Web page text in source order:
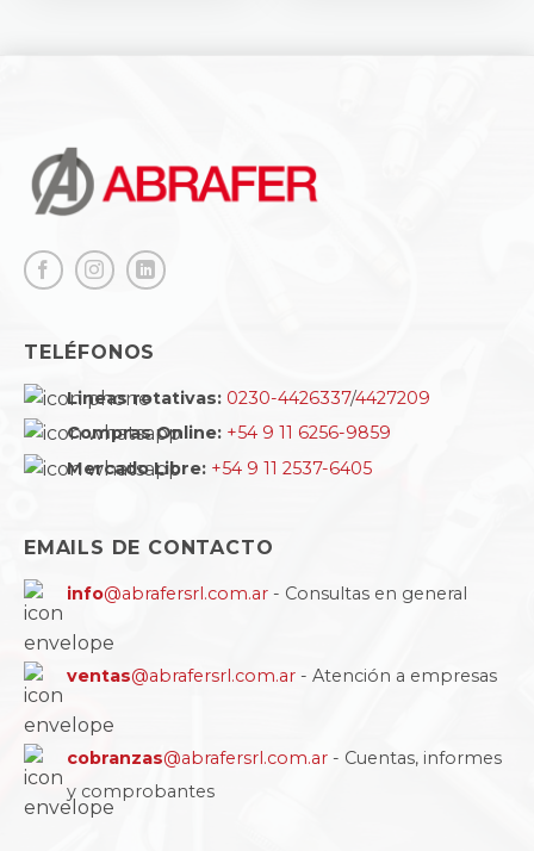
TELÉFONOS
Lineas rotativas: 0230-4426337/4427209
Compras Online: +54 9 11 6256-9859
Mercado Libre: +54 9 11 2537-6405
EMAILS DE CONTACTO
info@abrafersrl.com.ar - Consultas en general
ventas@abrafersrl.com.ar - Atención a empresas
cobranzas@abrafersrl.com.ar - Cuentas, informes
y comprobantes